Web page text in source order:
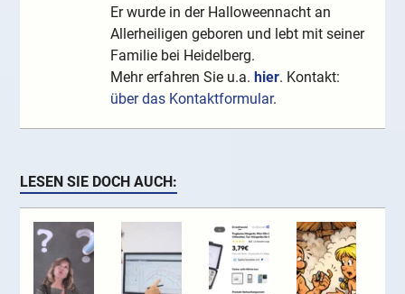
Er wurde in der Halloweennacht an
Allerheiligen geboren und lebt mit seiner
Familie bei Heidelberg.
Mehr erfahren Sie u.a.hier. Kontakt:
über das Kontaktformular.
LESEN SIE DOCH AUCH: